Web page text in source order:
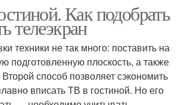
Как подобрать
телеэкран
техники не так много: поставить на
подготовленную плоскость, а также
способ позволяет сэкономить
вписать ТВ в гостиной. Но его